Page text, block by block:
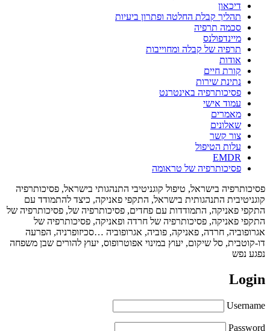
דיכאון
תהליך קבלת החלטה ופתרון ביעיות
סכמה תרפיה
מיינדפולנס
תרפיה של קבלה ומחוייבות
אודות
קורת חיים
נתינת שירות
פסיכותרפיה באינטרנט
עמוד אישי
מאמרים
שאלונים
צור קשר
עלות הטיפול
EMDR
פסיכותרפיה של טראומה
פסיכותרפיה בישראל, טיפול קוגניטיבי התנהגותי בישראל, פסיכותרפיה
קוגניטיבית התנהגותית בישראל, התקפי פאניקה, כיצד להתמודד עם
התקפי פאניקה, התמודדות עם פחדים, פסיכותרפיה של, פסיכותרפיה של
התקפי פאניקה, פסיכותרפיה של חרדה ופאניקה, פסיכותרפיה של
אגרופוביה, חרדה, פאניקה, פוביה, אגרופוביה …סכיזופרניה, הפרעה
דו-קוטבית, סל שיקום, יעוץ במינוי אפוטרופוס, יעוץ להורים שבן משפחה
נפגע נפש
Login
Username
Password